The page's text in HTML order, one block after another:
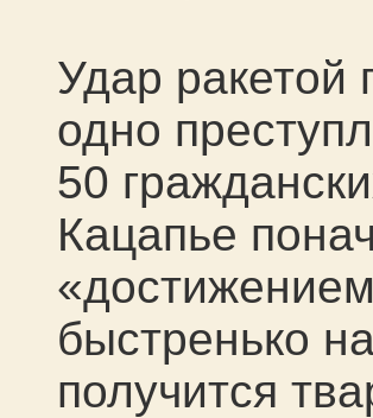
Удар
одно
50
Кацапье
быстренько
получится